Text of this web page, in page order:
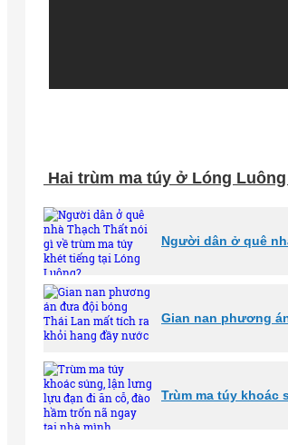
Hai trùm ma túy ở Lóng
Người dân ở quê
Gian nan phương
Trùm ma túy khoác